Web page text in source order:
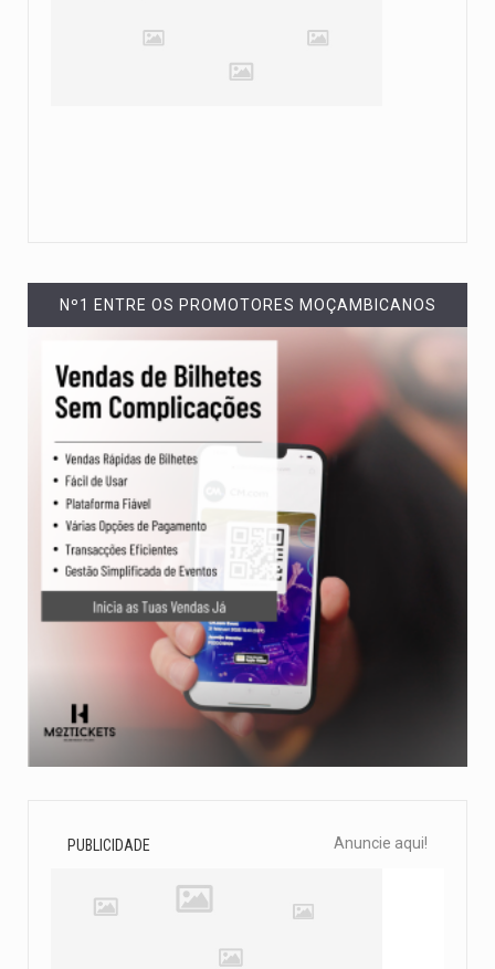
Nº1 ENTRE OS PROMOTORES MOÇAMBICANOS
PUBLICIDADE Anuncie aqui!